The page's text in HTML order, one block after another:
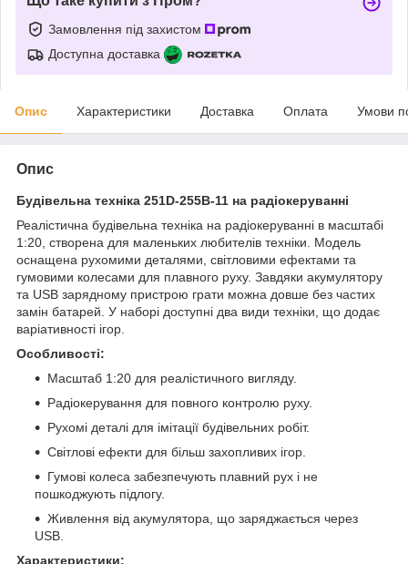
Замовлення під захистом
Доступна доставка
Опис Характеристики Доставка Оплата Умови
Опис
Будівельна техніка 251D-255B-11 на радіокеруванні
Реалістична будівельна техніка на радіокеруванні в масштабі
1:20, створена для маленьких любителів техніки. Модель
оснащена рухомими деталями, світловими ефектами та
гумовими колесами для плавного руху. Завдяки акумулятору
та USB зарядному пристрою грати можна довше без частих
замін батарей. У наборі доступні два види техніки, що додає
варіативності ігор.
Особливості:
Масштаб 1:20 для реалістичного вигляду.
Радіокерування для повного контролю руху.
Рухомі деталі для імітації будівельних робіт.
Світлові ефекти для більш захопливих ігор.
Гумові колеса забезпечують плавний рух і не
пошкоджують підлогу.
Живлення від акумулятора, що заряджається через
USB.
Характеристики: